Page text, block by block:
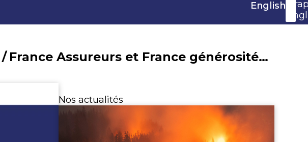
English
/ France Assureurs et France générosités signent un partenariat pour faciliter la générosité des Français via l’assurance vie
Nos actualités